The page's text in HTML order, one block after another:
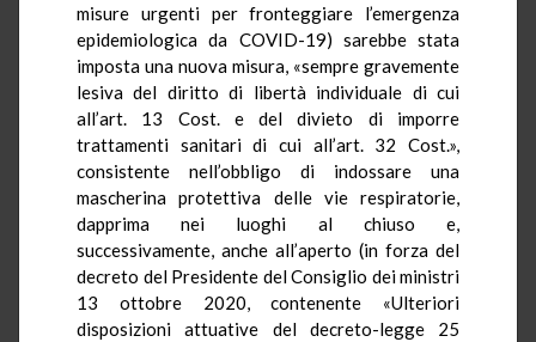
misure urgenti per fronteggiare l’emergenza
epidemiologica da COVID-19) sarebbe stata
imposta una nuova misura, «sempre gravemente
lesiva del diritto di libertà individuale di cui
all’art. 13 Cost. e del divieto di imporre
trattamenti sanitari di cui all’art. 32 Cost.»,
consistente nell’obbligo di indossare una
mascherina protettiva delle vie respiratorie,
dapprima nei luoghi al chiuso e,
successivamente, anche all’aperto (in forza del
decreto del Presidente del Consiglio dei ministri
13 ottobre 2020, contenente «Ulteriori
disposizioni attuative del decreto-legge 25